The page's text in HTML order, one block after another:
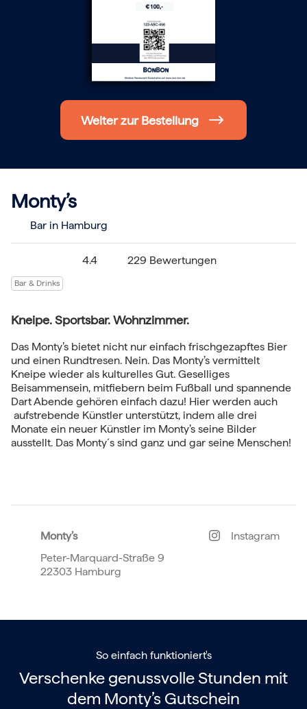
Frohe Weihnachten
Regionale Gutscheine
Berlin
Hamburg
München
Köln
Düsseldorf
Stuttgart
Essen
Weiter zur Bestellung
Monty’s
Bar in Hamburg
4.4 229 Bewertungen
Bar & Drinks
Kneipe. Sportsbar. Wohnzimmer.
Das Monty’s bietet nicht nur einfach frischgezapftes Bier
und einen Rundtresen. Nein. Das Monty’s vermittelt
Kneipe wieder als kulturelles Gut. Geselliges
Beisammensein, mitfiebern beim Fußball und spannende
Dart Abende gehören einfach dazu! Hier werden auch
aufstrebende Künstler unterstützt, indem alle drei
Monate ein neuer Künstler im Monty’s seine Bilder
ausstellt. Das Monty´s sind ganz und gar seine Menschen!
Monty’s
Peter-Marquard-Straße 9
22303 Hamburg
Instagram
So einfach funktioniert's
Verschenke genussvolle Stunden mit
dem Monty’s Gutschein